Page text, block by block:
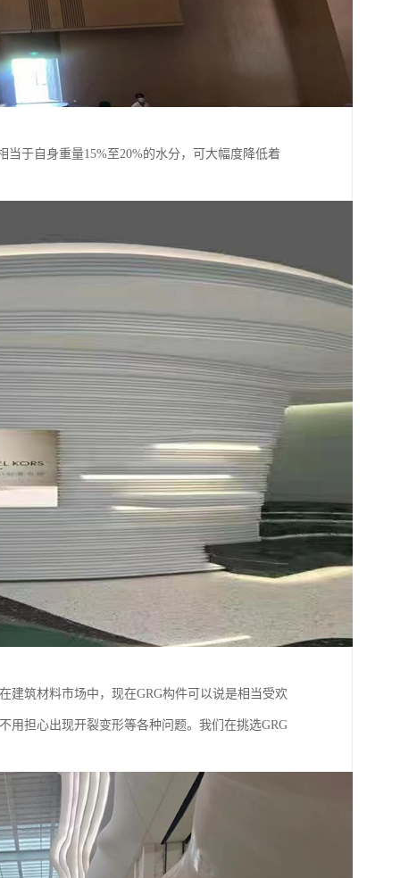
于自身重量15%至20%的水分，可大幅度降低着
建筑材料市场中，现在GRG构件可以说是相当受欢
用担心出现开裂变形等各种问题。我们在挑选GRG